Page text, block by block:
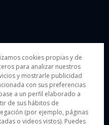
cookies propias y de
para analizar nuestros
y mostrarle publicidad
con sus preferencias
a un perfil elaborado a
de sus hábitos de
(por ejemplo, páginas
o videos vistos). Puedes